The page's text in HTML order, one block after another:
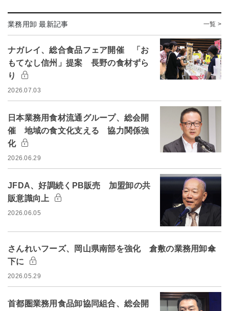
業務用卸 最新記事 一覧 >
ナガレイ、総合食品フェア開催 「お
もてなし信州」提案 長野の食材ずら
り
2026.07.03
日本業務用食材流通グループ、総会開
催 地域の食文化支える 協力関係強
化
2026.06.29
JFDA、好調続くPB販売 加盟卸の共
販意識向上
2026.06.05
さんれいフーズ、岡山県南部を強化 倉敷の業務用卸傘
下に
2026.05.29
首都圏業務用食品卸協同組合、総会開